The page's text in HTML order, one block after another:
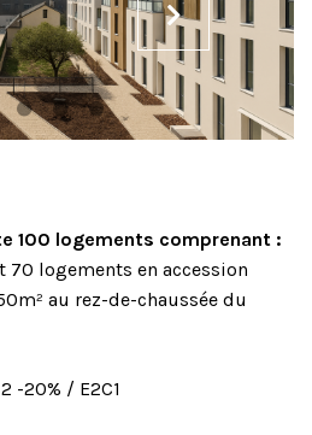
100 logements comprenant :
logements en accession
au rez-de-chaussée du
-20% / E2C1